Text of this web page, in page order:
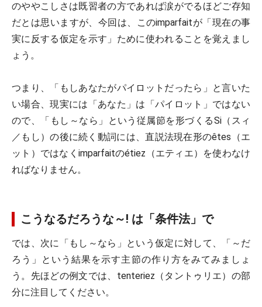
のややこしさは既習者の方であれば涙がでるほどご存知
だとは思いますが、今回は、このimparfaitが「現在の事
実に反する仮定を示す 」ために使われることを覚えまし
ょう。
つまり、「もしあなたがパイロットだったら」と言いた
い場合、現実には「あなた」は「パイロット」ではない
ので、「もし～なら」という従属節を形づくるSi（スィ
／もし）の後に続く動詞には、直説法現在形のêtes （エ
ット）ではなくimparfaitのétiez （エティエ）を使わなけ
ればなりません。
こうなるだろうな～! は「条件法」で
では、次に「もし～なら」という仮定に対して、「～だ
ろう」という結果を示す主節の作り方をみてみましょ
う。先ほどの例文では、 tenteriez（タントゥリエ） の部
分に注目してください。